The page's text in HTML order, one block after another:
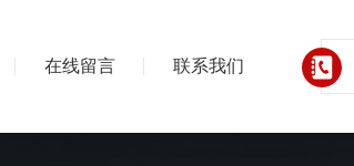
在线留言 联系我们